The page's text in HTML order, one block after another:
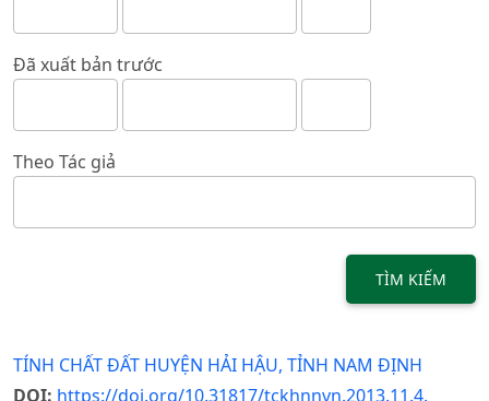
Đã xuất bản trước
Theo Tác giả
TÌM KIẾM
TÍNH CHẤT ĐẤT HUYỆN HẢI HẬU, TỈNH NAM ĐỊNH
DOI: https://doi.org/10.31817/tckhnnvn.2013.11.4.